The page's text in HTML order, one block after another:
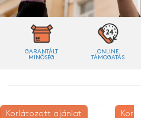
GARANTÁLT
MINŐSÉG
ONLINE
TÁMOGATÁS
Korlátozott ajánlat